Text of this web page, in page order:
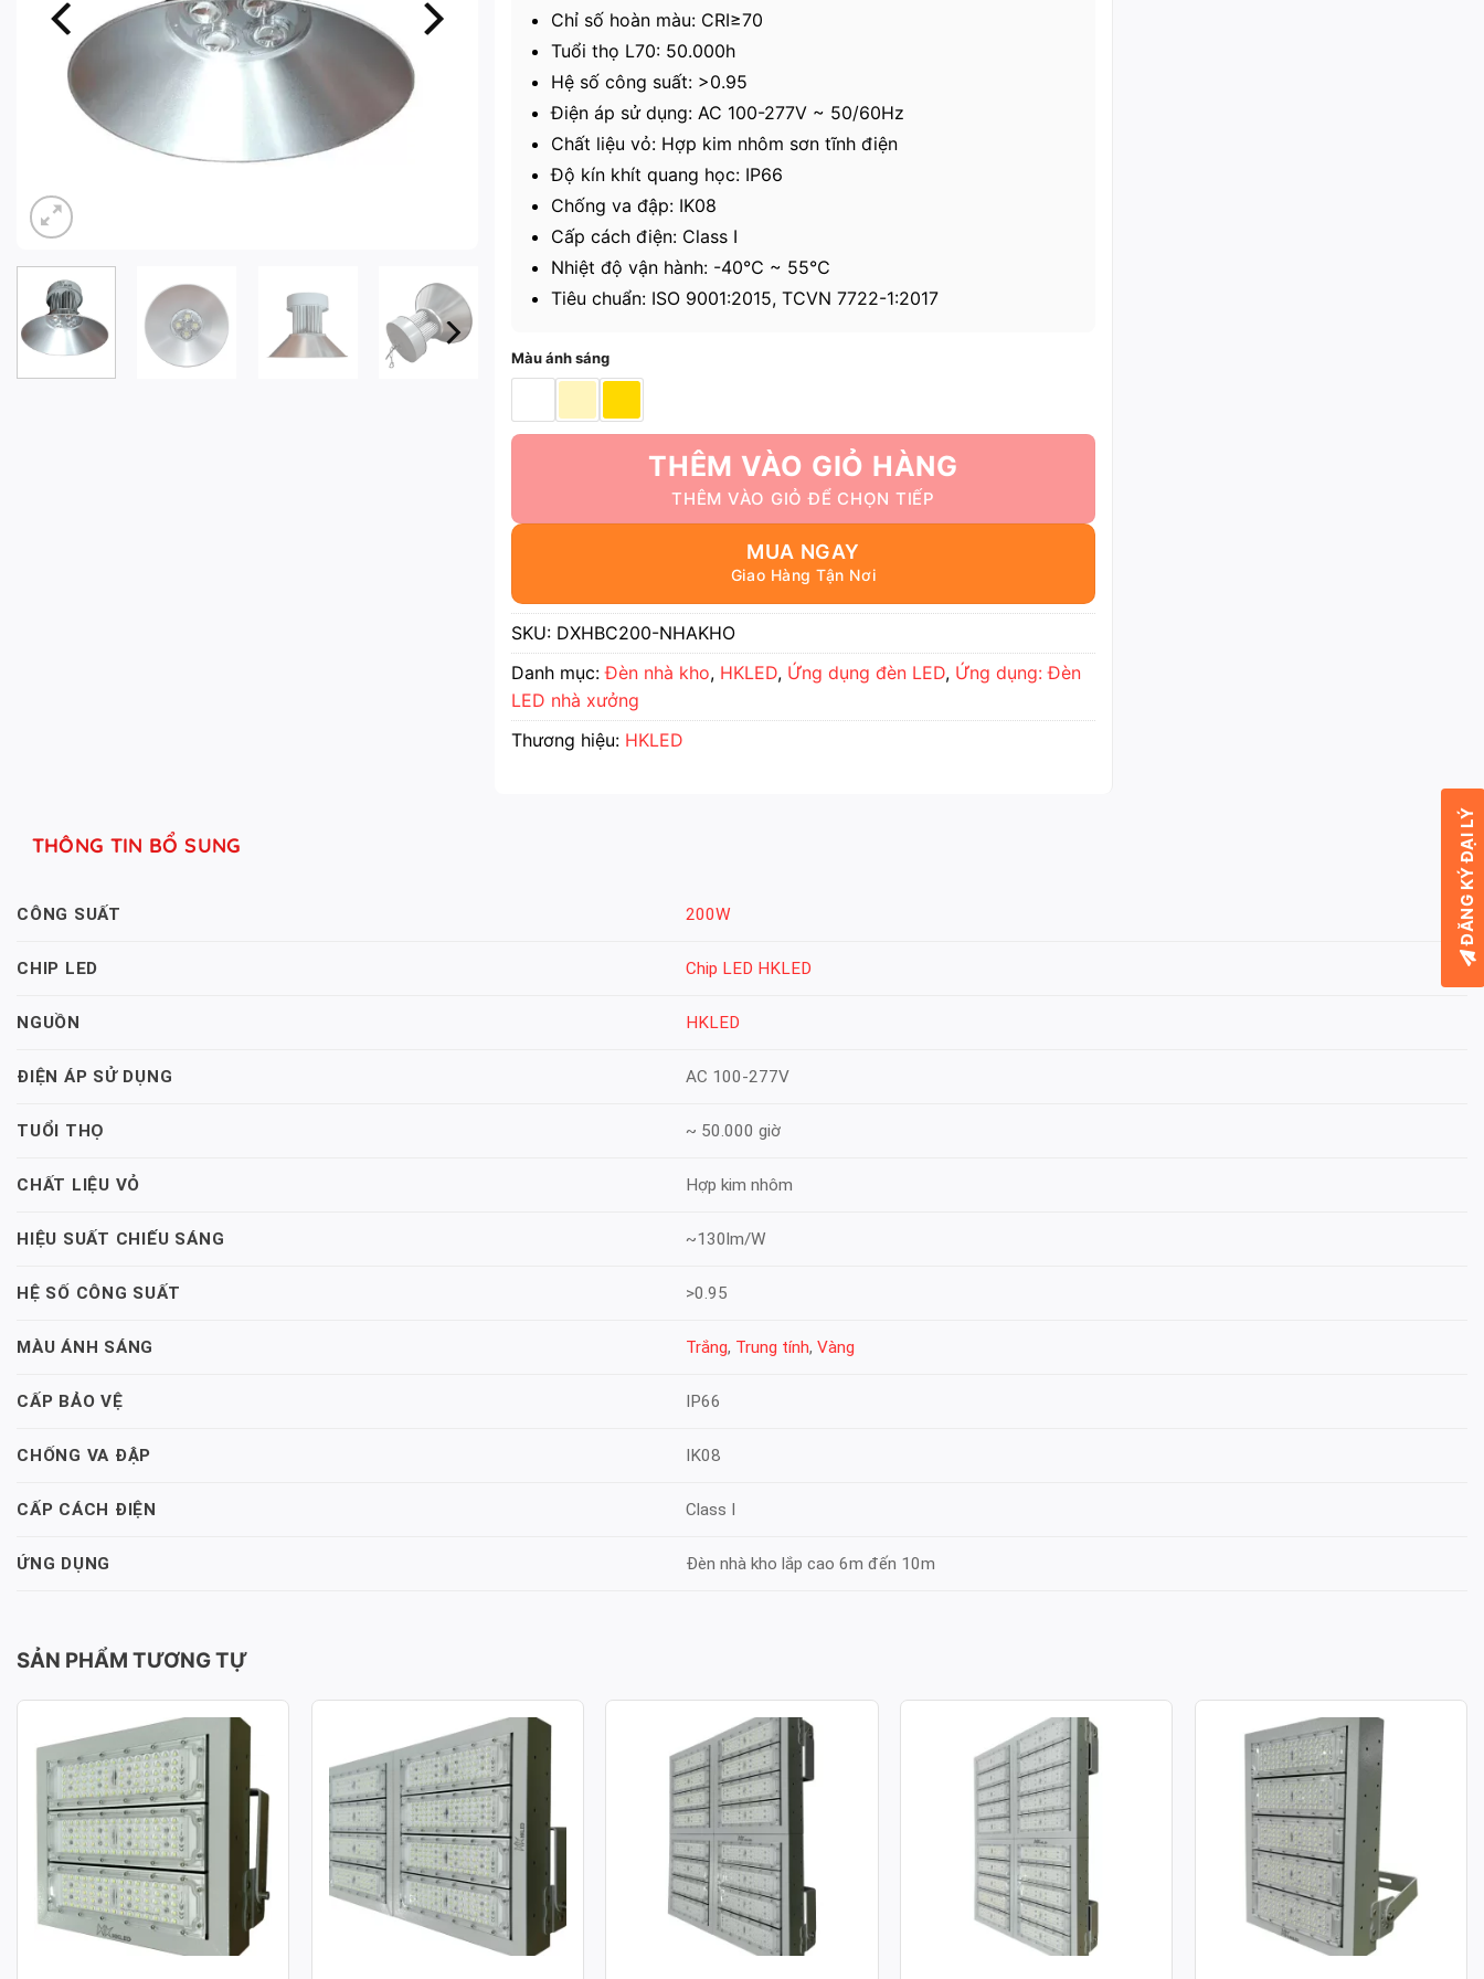
Chỉ số hoàn màu: CRI≥70
Tuổi thọ L70: 50.000h
Hệ số công suất: >0.95
Điện áp sử dụng: AC 100-277V ~ 50/60Hz
Chất liệu vỏ: Hợp kim nhôm sơn tĩnh điện
Độ kín khít quang học: IP66
Chống va đập: IK08
Cấp cách điện: Class I
Nhiệt độ vận hành: -40℃ ~ 55℃
Tiêu chuẩn: ISO 9001:2015, TCVN 7722-1:2017
Màu ánh sáng
THÊM VÀO GIỎ HÀNG
MUA NGAY
SKU: DXHBC200-NHAKHO
Danh mục:Đèn nhà kho, HKLED, Ứng dụng đèn LED, Ứng dụng: Đèn
LED nhà xưởng
Thương hiệu: HKLED
THÔNG TIN BỔ SUNG
CÔNG SUẤT 200W
CHIP LED Chip LED HKLED
NGUỒN HKLED
ĐIỆN ÁP SỬ DỤNG AC 100-277V
TUỔI THỌ ~ 50.000 giờ
CHẤT LIỆU VỎ Hợp kim nhôm
HIỆU SUẤT CHIẾU SÁNG ~130lm/W
HỆ SỐ CÔNG SUẤT >0.95
MÀU ÁNH SÁNG Trắng, Trung tính, Vàng
CẤP BẢO VỆ IP66
CHỐNG VA ĐẬP IK08
CẤP CÁCH ĐIỆN Class I
ỨNG DỤNG Đèn nhà kho lắp cao 6m đến 10m
SẢN PHẨM TƯƠNG TỰ
ĐÈN PHA LED MODULE SMD
P02 – CÔNG SUẤT 150W
Công suất: 150W
Hiệu suất chiếu sáng: 130lm/W
Nhiệt độ màu: 3.000K / 4.000K /
6.000K
Chỉ số hoàn màu: CRI≥70
Tuổi thọ L70: 50.000h
Hệ số công suất: >0.95
Điện áp sử dụng: AC 100-277V ~
ĐÈN PHA LED MODULE SMD
P02 – CÔNG SUẤT 400W
Công suất: 400W
Hiệu suất chiếu sáng: 130lm/W
Nhiệt độ màu: 3.000K / 4.000K /
6.000K
Chỉ số hoàn màu: CRI≥70
Tuổi thọ L70: 50.000h
Hệ số công suất: >0.95
Điện áp sử dụng: AC 100-277V ~
ĐÈN PHA LED MODULE SMD
P02 – CÔNG SUẤT 800W
Công suất: 800W
Hiệu suất chiếu sáng: 130lm/W
Nhiệt độ màu: 3.000K / 4.000K /
Chỉ số hoàn màu: CRI≥70
Tuổi thọ L70: 50.000h
Hệ số công suất: >0.95
Điện áp sử dụng: AC 100-277V ~
ĐÈN PHA LED MODULE SMD
P02 – CÔNG SUẤT 1000W
Công suất: 1000W
Hiệu suất chiếu sáng: 130lm/W
Nhiệt độ màu: 3.000K / 4.000K /
Chỉ số hoàn màu: CRI≥70
Tuổi thọ L70: 50.000h
Hệ số công suất: >0.95
Điện áp sử dụng: AC 100-277V ~
ĐÈN PHA LED MODULE SMD
P02 – CÔNG SUẤT 250W
Công suất: 250W
Hiệu suất chiếu sáng: 130lm/W
Nhiệt độ màu: 3.000K / 4.000K /
6.000K
Chỉ số hoàn màu: CRI≥70
Tuổi thọ L70: 50.000h
Hệ số công suất: >0.95
Điện áp sử dụng: AC 100-277V ~
ĐĂNG KÝ ĐẠI LÝ